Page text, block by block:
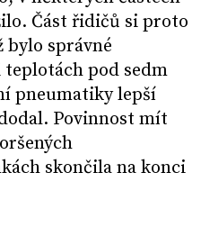
Část řidičů si proto
bylo správné
pod sedm
pneumatiky lepší
Povinnost mít
skončila na konci